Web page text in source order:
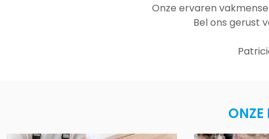
Onze ervaren
Bel ons gerust
ONZE